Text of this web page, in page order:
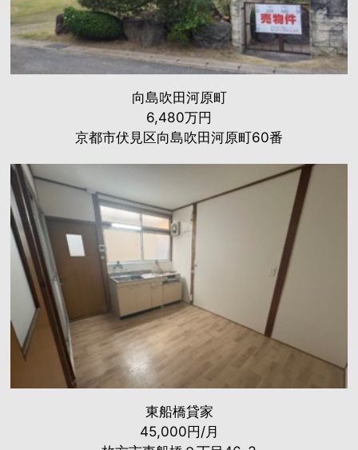
向島吹田河原町
6,480万円
京都市伏見区向島吹田河原町60番
東船橋貸家
45,000円/月